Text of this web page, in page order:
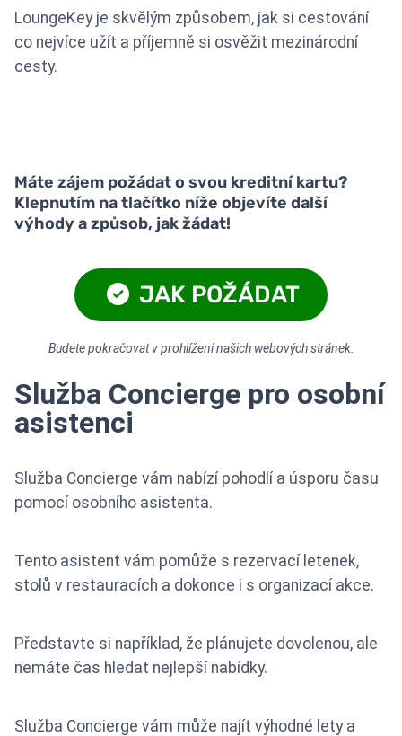
LoungeKey je skvělým způsobem, jak si cestování
co nejvíce užít a příjemně si osvěžit mezinárodní
cesty.
Máte zájem požádat o svou kreditní kartu?
Klepnutím na tlačítko níže objevíte další
výhody a způsob, jak žádat!
JAK POŽÁDAT
Budete pokračovat v prohlížení našich webových stránek.
Služba Concierge pro osobní
asistenci
Služba Concierge vám nabízí pohodlí a úsporu času
pomocí osobního asistenta.
Tento asistent vám pomůže s rezervací letenek,
stolů v restauracích a dokonce i s organizací akce.
Představte si například, že plánujete dovolenou, ale
nemáte čas hledat nejlepší nabídky.
Služba Concierge vám může najít výhodné lety a